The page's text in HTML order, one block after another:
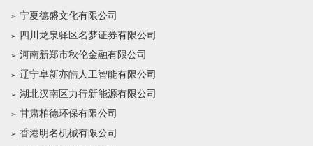
宁夏德盛文化有限公司
四川龙泉驿区名梦证券有限公司
河南新郑市秋伦金融有限公司
辽宁阜新亦皓人工智能有限公司
湖北汉南区力行新能源有限公司
甘肃柏德环保有限公司
香港明名机械有限公司